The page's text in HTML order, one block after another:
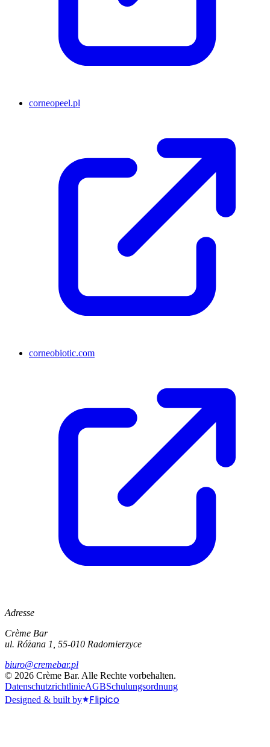
corneopeel.pl
corneobiotic.com
Adresse
Crème Bar
ul. Różana 1, 55-010 Radomierzyce
biuro@cremebar.pl
© 2026 Crème Bar. Alle Rechte vorbehalten.
DatenschutzrichtlinieAGBSchulungsordnung
Designed & built by
Flipico